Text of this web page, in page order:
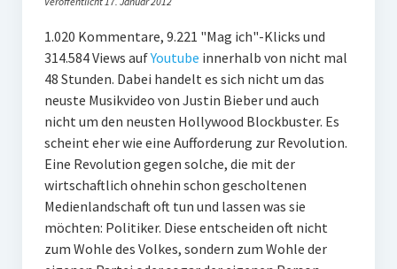
1.020 Kommentare, 9.221 "Mag ich"-Klicks und
314.584 Views aufYoutube innerhalb von nicht mal
48 Stunden. Dabei handelt es sich nicht um das
neuste Musikvideo von Justin Bieber und auch
nicht um den neusten Hollywood Blockbuster. Es
scheint eher wie eine Aufforderung zur Revolution.
Eine Revolution gegen solche, die mit der
wirtschaftlich ohnehin schon gescholtenen
Medienlandschaft oft tun und lassen was sie
möchten: Politiker. Diese entscheiden oft nicht
zum Wohle des Volkes, sondern zum Wohle der